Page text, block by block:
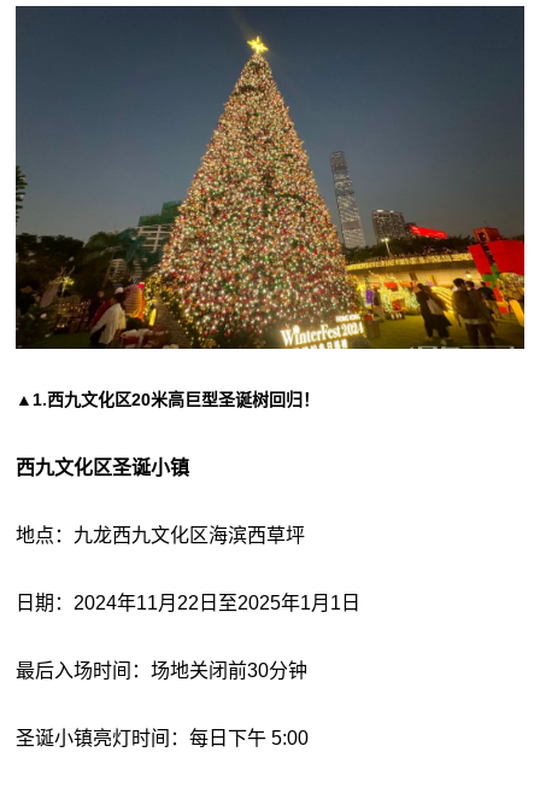
▲1.西九文化区20米高巨型圣诞树回归！
西九文化区圣诞小镇
地点：九龙西九文化区海滨西草坪
日期：2024年11月22日至2025年1月1日
最后入场时间：场地关闭前30分钟
圣诞小镇亮灯时间：每日下午 5:00